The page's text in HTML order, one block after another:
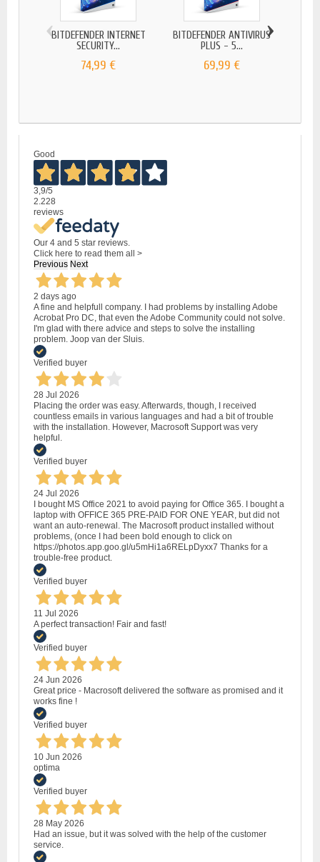
BITDEFENDER INTERNET
SECURITY...
74,99 €
BITDEFENDER ANTIVIRUS
PLUS - 5...
69,99 €
‹ ›
Good
3,9/5
2.228
reviews
Our 4 and 5 star reviews.
Click here to read them all >
Previous Next
2 days ago
A fine and helpfull company. I had problems by installing Adobe
Acrobat Pro DC, that even the Adobe Community could not solve.
I'm glad with there advice and steps to solve the installing
problem. Joop van der Sluis.
Verified buyer
28 Jul 2026
Placing the order was easy. Afterwards, though, I received
countless emails in various languages and had a bit of trouble
with the installation. However, Macrosoft Support was very
helpful.
Verified buyer
24 Jul 2026
I bought MS Office 2021 to avoid paying for Office 365. I bought a
laptop with OFFICE 365 PRE-PAID FOR ONE YEAR, but did not
want an auto-renewal. The Macrosoft product installed without
problems, (once I had been bold enough to click on
https://photos.app.goo.gl/u5mHi1a6RELpDyxx7 Thanks for a
trouble-free product.
Verified buyer
11 Jul 2026
A perfect transaction! Fair and fast!
Verified buyer
24 Jun 2026
Great price - Macrosoft delivered the software as promised and it
works fine !
Verified buyer
10 Jun 2026
optima
Verified buyer
28 May 2026
Had an issue, but it was solved with the help of the customer
service.